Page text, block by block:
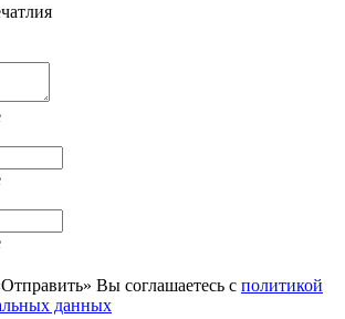
Вы соглашаетесь с политикой
данных